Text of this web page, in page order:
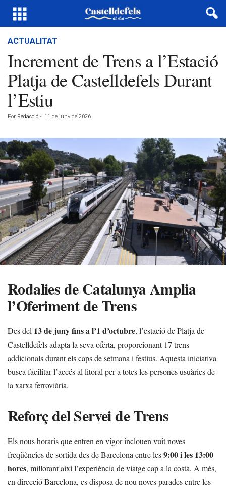
ACTUALITAT
Increment de Trens a l’Estació
Platja de Castelldefels Durant
l’Estiu
Por Redacció - 11 de juny de 2026
Rodalies de Catalunya Amplia
l’Oferiment de Trens
Des del 13 de juny fins a l’1 d’octubre, l’estació de Platja de
Castelldefels adapta la seva oferta, proporcionant 17 trens
addicionals durant els caps de setmana i festius. Aquesta iniciativa
busca facilitar l’accés al litoral per a totes les persones usuàries de
la xarxa ferroviària.
Reforç del Servei de Trens
Els nous horaris que entren en vigor inclouen vuit noves
freqüències de sortida des de Barcelona entre les9:00 i les 13:00
hores, millorant així l’experiència de viatge cap a la costa. A més,
en direcció Barcelona, es disposa de nou noves parades entre les